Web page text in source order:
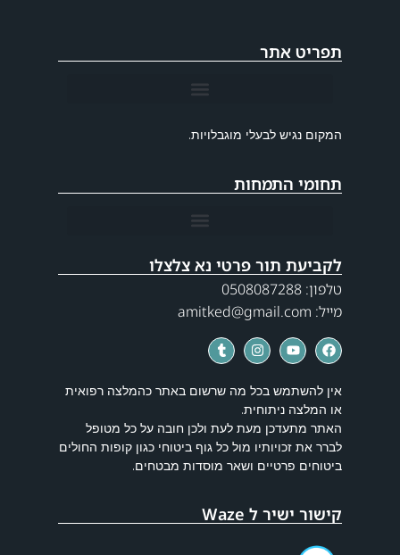
תפריט אתר
המקום נגיש לבעלי מוגבלויות.
תחומי התמחות
לקביעת תור פרטי נא צלצלו
טלפון: 0508087288
מייל: amitked@gmail.com
אין להשתמש בכל מה שרשום באתר כהמלצה רפואית
או המלצה ניתוחית.
האתר מתעדכן מעת לעת ולכן חובה על כל מטופל
לברר את זכויותיו מול כל גוף ביטוחי כגון קופות החולים
ביטוחים פרטיים ושאר מוסדות מבטחים.
קישור ישיר ל Waze